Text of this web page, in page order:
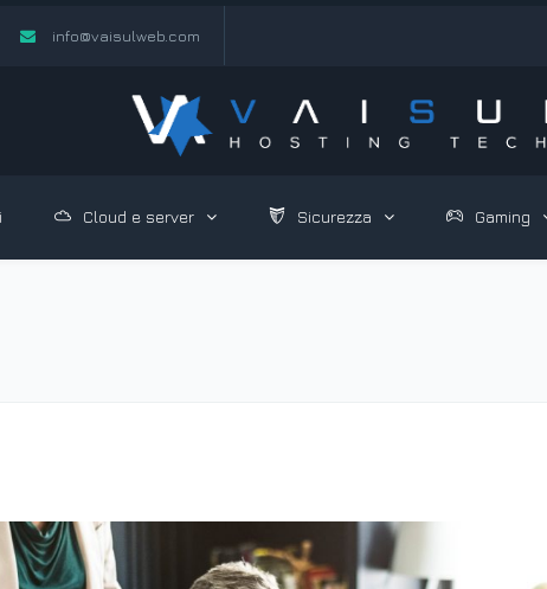
info@vaisulweb.com
Cloud e server Sicurezza Gaming